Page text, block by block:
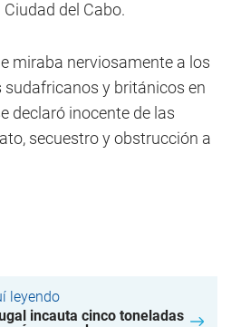
del Cabo.
miraba nerviosamente a los
y británicos en
declaró inocente de las
secuestro y obstrucción a
leyendo
incauta cinco toneladas